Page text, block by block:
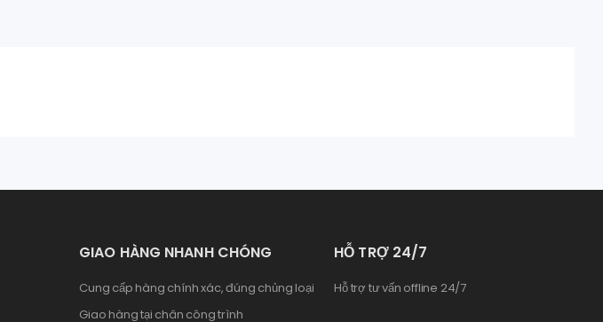
GIAO HÀNG NHANH CHÓNG
Cung cấp hàng chính xác, đúng chủng loại
Giao hàng tại chân công trình
HỖ TRỢ 24/7
Hỗ trợ tư vấn offline 24/7